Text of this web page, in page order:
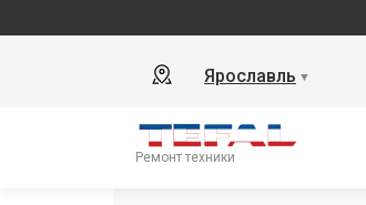
Ярославль ▼
Ремонт техники